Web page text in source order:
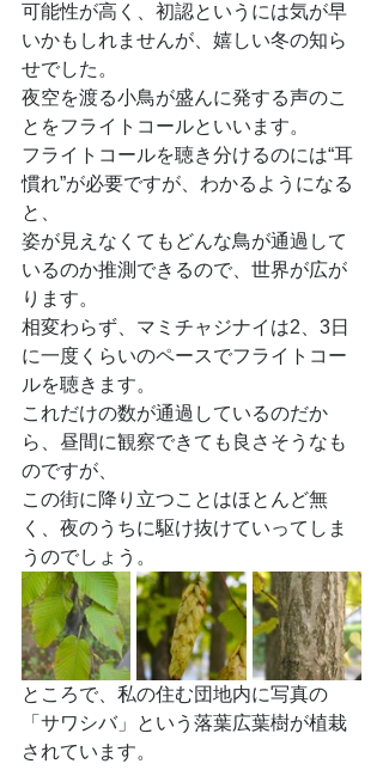
可能性が高く、初認というには気が早
いかもしれませんが、嬉しい冬の知ら
せでした。
夜空を渡る小鳥が盛んに発する声のこ
とをフライトコールといいます。
フライトコールを聴き分けるのには“耳
慣れ”が必要ですが、わかるようになる
と、
姿が見えなくてもどんな鳥が通過して
いるのか推測できるので、世界が広が
ります。
相変わらず、マミチャジナイは2、3日
に一度くらいのペースでフライトコー
ルを聴きます。
これだけの数が通過しているのだか
ら、昼間に観察できても良さそうなも
のですが、
この街に降り立つことはほとんど無
く、夜のうちに駆け抜けていってしま
うのでしょう。
ところで、私の住む団地内に写真の
「サワシバ」という落葉広葉樹が植栽
されています。